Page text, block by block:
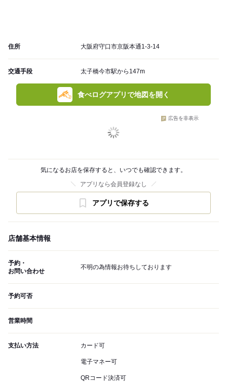
住所 大阪府守口市京阪本通1-3-14
交通手段 太子橋今市駅から147m
食べログアプリで地図を開く
広告を非表示
気になるお店を保存すると、いつでも確認できます。
アプリなら会員登録なし
アプリで保存する
店舗基本情報
予約・
お問い合わせ
不明の為情報お待ちしております
予約可否
営業時間
支払い方法 カード可
電子マネー可
QRコード決済可